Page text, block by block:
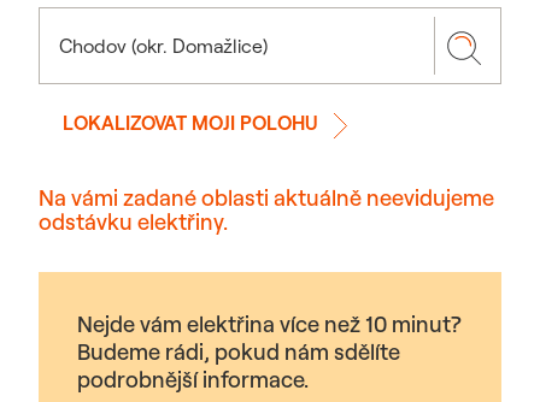
LOKALIZOVAT MOJI POLOHU
Na vámi zadané oblasti aktuálně neevidujeme
odstávku elektřiny.
Nejde vám elektřina více než 10 minut?
Budeme rádi, pokud nám sdělíte
podrobnější informace.